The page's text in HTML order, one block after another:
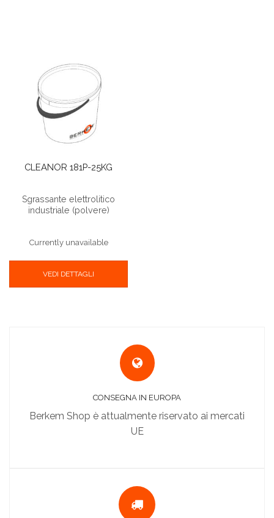
CLEANOR 181P-25KG
Sgrassante elettrolitico
industriale (polvere)
Currently unavailable
VEDI DETTAGLI
CONSEGNA IN EUROPA
Berkem Shop è attualmente riservato ai mercati
UE